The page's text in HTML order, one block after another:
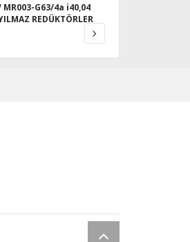
0,12KW MR284-G63/4a i368,77
3,7rpm YILMAZ REDÜKTÖRLER